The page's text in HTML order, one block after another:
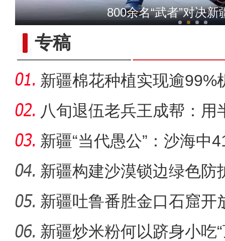
【与你为邻】哈萨克斯坦雪
【与你为邻】跨境电商创业
800余名“武者”对决新
专稿
新疆棉花种植实现逾99%
八旬退伍老兵王成帮：用
装
新疆“当代愚公”：沙海中
新疆构建沙漠锁边绿色防
化”到“产
新疆吐鲁番胜金口石窟开
新疆炒米粉何以跻身小吃